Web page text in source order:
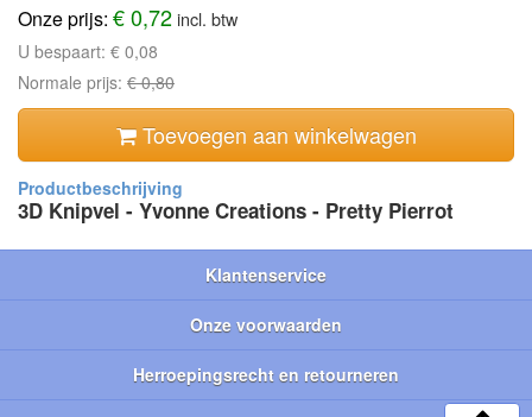
Onze prijs: € 0,72incl. btw
U bespaart: € 0,08
Normale prijs: € 0,80
Toevoegen aan winkelwagen
3D Knipvel - Yvonne Creations - Pretty Pierrot
Klantenservice
Onze voorwaarden
Herroepingsrecht en retourneren